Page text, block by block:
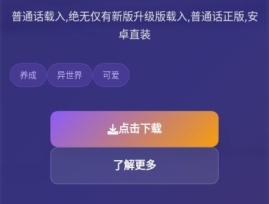
普通话载入,绝无仅有新版升级版载入,普通话正版,安
卓直装
养成 异世界 可爱
点击下载
了解更多